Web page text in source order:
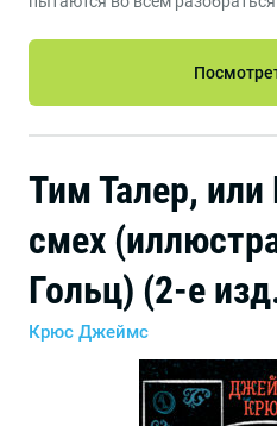
Тим Талер,
смех
Гольц) (2-е
Крюс Джеймс